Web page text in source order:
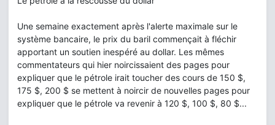
Une semaine exactement après l'alerte maximale sur le
système bancaire, le prix du baril commençait à fléchir
apportant un soutien inespéré au dollar. Les mêmes
commentateurs qui hier noircissaient des pages pour
expliquer que le pétrole irait toucher des cours de 150 $,
175 $, 200 $ se mettent à noircir de nouvelles pages pour
expliquer que le pétrole va revenir à 120 $, 100 $, 80 $...